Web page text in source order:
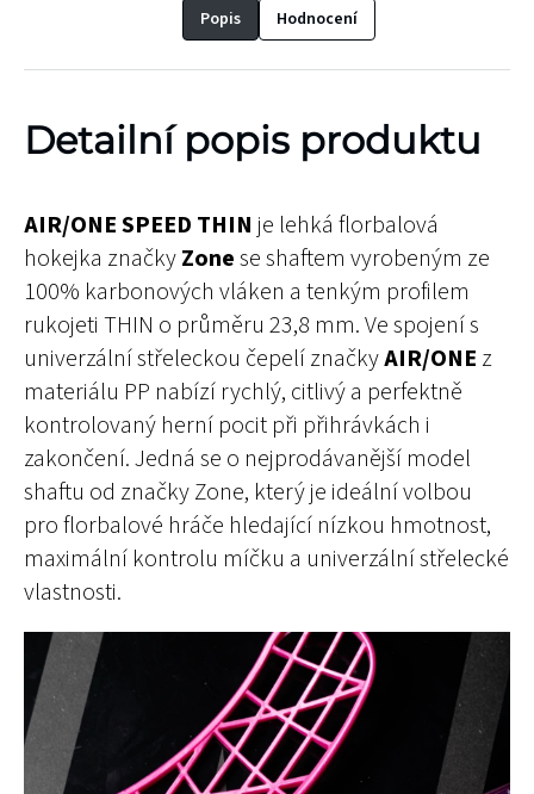
Popis Hodnocení
Detailní popis produktu
AIR/ONE SPEED THIN je lehká florbalová
hokejka značkyZonese shaftem vyrobeným ze
100% karbonových vláken a tenkým profilem
rukojeti THIN o průměru 23,8 mm. Ve spojení s
univerzální střeleckou čepelí značkyAIR/ONE z
materiálu PP nabízí rychlý, citlivý a perfektně
kontrolovaný herní pocit při přihrávkách i
zakončení. Jedná se o nejprodávanější model
shaftu od značky Zone, který je ideální volbou
pro florbalové hráče hledající nízkou hmotnost,
maximální kontrolu míčku a univerzální střelecké
vlastnosti.